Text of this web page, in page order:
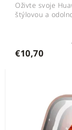
€10,70
Oživte svoje
štýlovou a